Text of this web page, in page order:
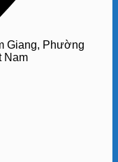
Giang, Phường
Nam